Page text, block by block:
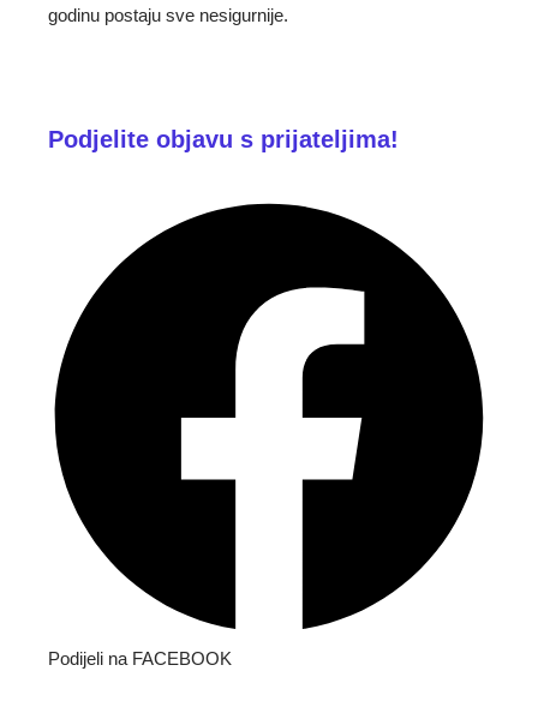
godinu postaju sve nesigurnije.
Podjelite objavu s prijateljima!
Podijeli na FACEBOOK